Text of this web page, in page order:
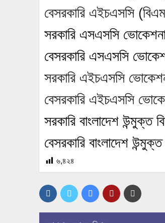
বেসরকারি এইচএসসি
সরকারি এসএসসি
বেসরকারি এসএসসি
সরকারি এইচএসসি
বেসরকারি এইচএসসি
সরকারি বাংলাদেশ উন্মুক্ত
বেসরকারি বাংলাদেশ
৬,৪২৪